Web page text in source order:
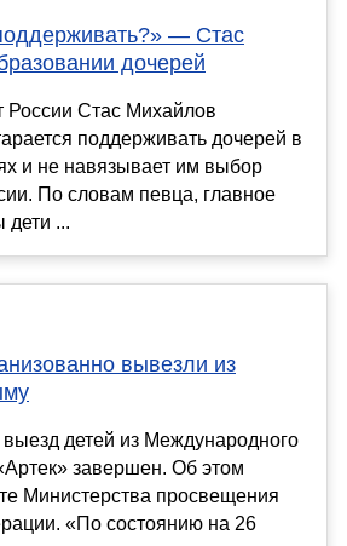
— Стас
дочерей
России Стас Михайлов
поддерживать дочерей в
и не навязывает им выбор
По словам певца, главное
дети ...
вывезли из
детей из Международного
завершен. Об этом
Министерства просвещения
«По состоянию на 26